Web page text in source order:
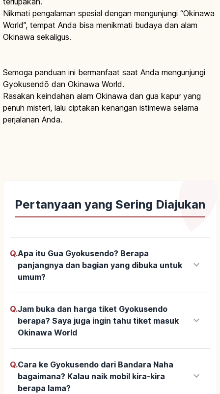
Nikmati pengalaman spesial dengan mengunjungi “Okinawa
World”, tempat Anda bisa menikmati budaya dan alam
Okinawa sekaligus.
Semoga panduan ini bermanfaat saat Anda mengunjungi
Gyokusendō dan Okinawa World.
Rasakan keindahan alam Okinawa dan gua kapur yang
penuh misteri, lalu ciptakan kenangan istimewa selama
perjalanan Anda.
Pertanyaan yang Sering Diajukan
Q.Apa itu Gua Gyokusendo? Berapa
panjangnya dan bagian yang dibuka untuk
umum?
keyboard_arrow_down
Q.Jam buka dan harga tiket Gyokusendo
berapa? Saya juga ingin tahu tiket masuk
Okinawa World
keyboard_arrow_down
Q.Cara ke Gyokusendo dari Bandara Naha
bagaimana? Kalau naik mobil kira-kira
berapa lama?
keyboard_arrow_down